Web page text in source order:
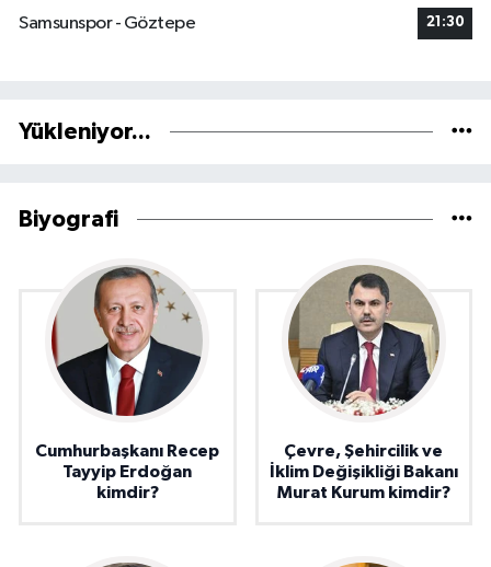
Samsunspor - Göztepe
21:30
Yükleniyor...
Biyografi
Cumhurbaşkanı Recep
Tayyip Erdoğan
kimdir?
Çevre, Şehircilik ve
İklim Değişikliği Bakanı
Murat Kurum kimdir?